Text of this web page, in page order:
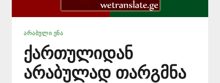
ᲐᲠᲐᲑᲣᲚᲘ ᲔᲜᲐ
ქართულიდან
არაბულად თარგმნა